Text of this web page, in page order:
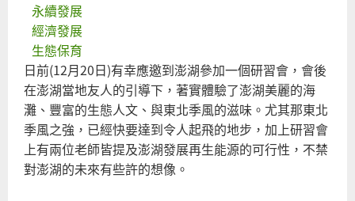
永續發展
經濟發展
生態保育
日前(12月20日)有幸應邀到澎湖參加一個研習會，會後
在澎湖當地友人的引導下，著實體驗了澎湖美麗的海
灘、豐富的生態人文、與東北季風的滋味。尤其那東北
季風之強，已經快要達到令人起飛的地步，加上研習會
上有兩位老師皆提及澎湖發展再生能源的可行性，不禁
對澎湖的未來有些許的想像。